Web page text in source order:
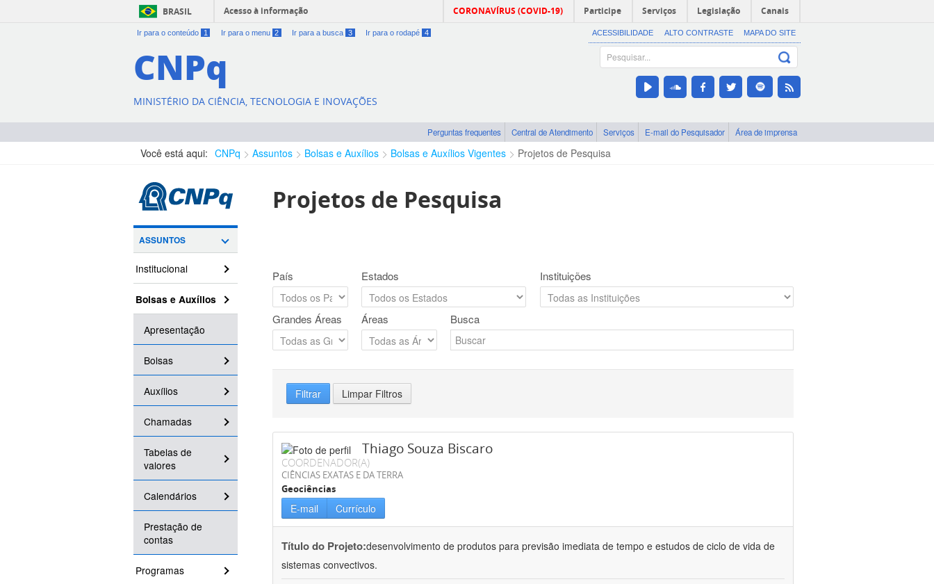
BRASIL Acesso à informação CORONAVÍRUS (COVID-19) Participe Serviços Legislação Canais
Ir para o conteúdo 1 Ir para o menu 2 Ir para a busca 3 Ir para o rodapé 4 ACESSIBILIDADE ALTO CONTRASTE MAPA DO SITE
CNPq
MINISTÉRIO DA CIÊNCIA, TECNOLOGIA E INOVAÇÕES
Perguntas frequentes Central de Atendimento Serviços E-mail do Pesquisador Área de imprensa
Você está aqui: CNPq Assuntos Bolsas e Auxílios Bolsas e Auxílios Vigentes Projetos de Pesquisa
ASSUNTOS
Institucional
Bolsas e Auxílios
Apresentação
Bolsas
Auxílios
Chamadas
Tabelas de
valores
Calendários
Prestação de
contas
Programas
Projetos de Pesquisa
País Estados Instituições
Grandes Áreas Áreas Busca
Filtrar Limpar Filtros
Thiago Souza Biscaro
COORDENADOR(A)
CIÊNCIAS EXATAS E DA TERRA
Geociências
E-mail Currículo
Título do Projeto:desenvolvimento de produtos para previsão imediata de tempo e estudos de ciclo de vida de
sistemas convectivos.